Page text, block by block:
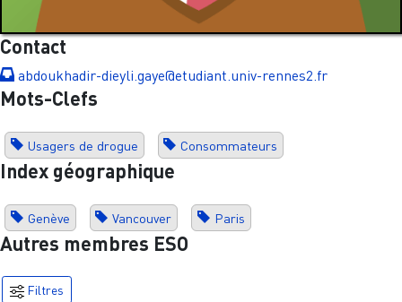
Contact
abdoukhadir-dieyli.gaye@etudiant.univ-rennes2.fr
Mots-Clefs
Usagers de drogue Consommateurs
Index géographique
Genève Vancouver Paris
Autres membres ESO
Filtres